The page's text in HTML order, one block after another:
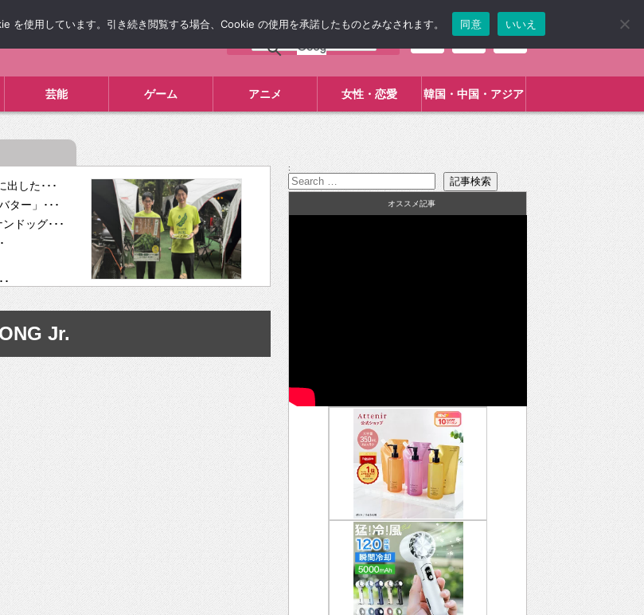
芸能 ゲーム アニメ 女性・恋愛 韓国・中国・アジア
出した･･･
ター」･･･
ドッグ･･･
･
し･･･
･･･
Jr.
:
オススメ記事
を使用しています。引き続き閲覧する場合、Cookie の使用を承諾したものとみなされます。 同意 いいえ